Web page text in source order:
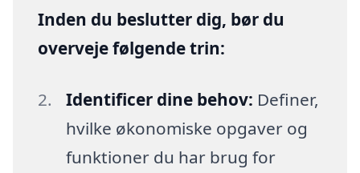
Inden du beslutter dig, bør du
overveje følgende trin:
Identificer dine behov: Definer,
hvilke økonomiske opgaver og
funktioner du har brug for